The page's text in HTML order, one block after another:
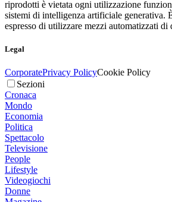
riprodotti è vietata ogni utilizzazione
sistemi di intelligenza artificiale generativa.
espresso di utilizzare mezzi automatizzati di
Legal
CorporatePrivacy PolicyCookie Policy
Sezioni
Cronaca
Mondo
Economia
Politica
Spettacolo
Televisione
People
Lifestyle
Videogiochi
Donne